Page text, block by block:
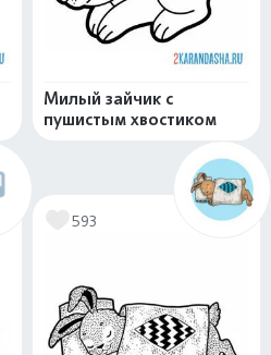
Милый зайчик с
пушистым хвостиком
593